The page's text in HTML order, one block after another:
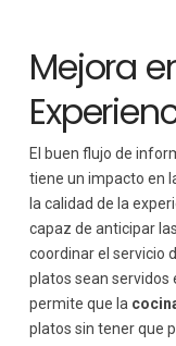
Mejora
El buen flujo de
tiene un impacto en
la calidad de la
capaz de anticipar
coordinar el servicio
platos sean servidos
permite que la
platos sin tener que